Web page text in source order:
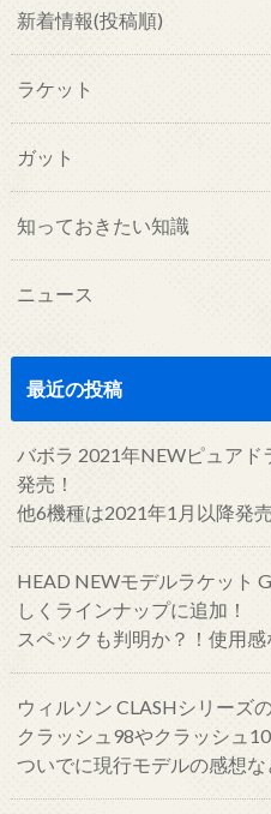
新着情報(投稿順)
ラケット
ガット
知っておきたい知識
ニュース
最近の投稿
バボラ 2021年NEWピュア
発売！
他6機種は2021年1月以降発
HEAD NEWモデルラケット
しくラインナップに追加！
スペックも判明か？！使用感
ウィルソン CLASHシリーズ
クラッシュ98やクラッシュ
ついでに現行モデルの感想な